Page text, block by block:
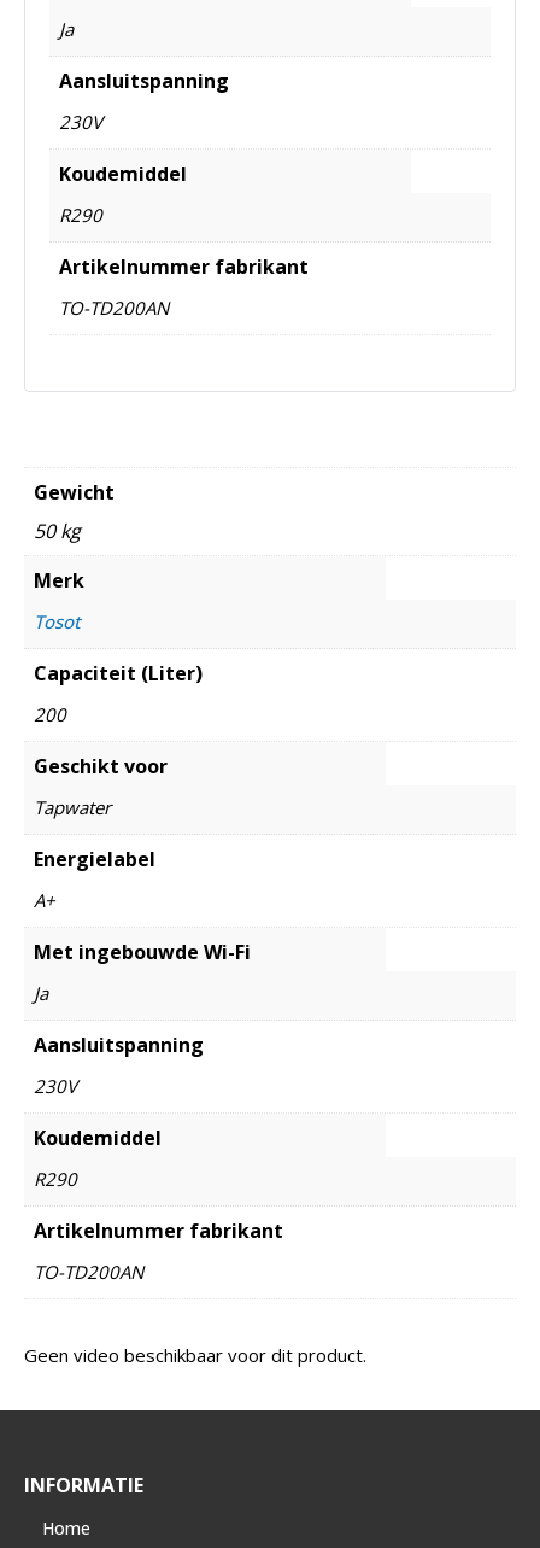
Ja
Aansluitspanning
230V
Koudemiddel
R290
Artikelnummer fabrikant
TO-TD200AN
Gewicht
50 kg
Merk
Tosot
Capaciteit (Liter)
200
Geschikt voor
Tapwater
Energielabel
A+
Met ingebouwde Wi-Fi
Ja
Aansluitspanning
230V
Koudemiddel
R290
Artikelnummer fabrikant
TO-TD200AN
Geen video beschikbaar voor dit product.
INFORMATIE
Home